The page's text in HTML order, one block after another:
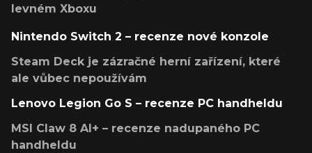
levném Xboxu
Nintendo Switch 2 – recenze nové konzole
Steam Deck je zázračné herní zařízení, které
ale vůbec nepoužívám
Lenovo Legion Go S – recenze PC handheldu
MSI Claw 8 AI+ – recenze nadupaného PC
handheldu